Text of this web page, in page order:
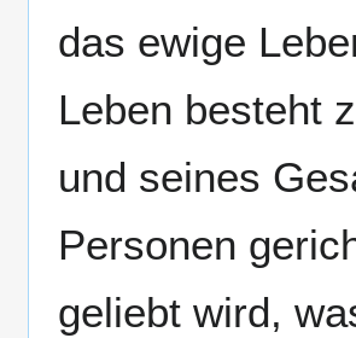
das ewige
Leben besteht
und seines
Personen
geliebt wird,